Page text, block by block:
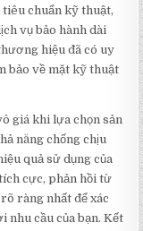
chuẩn kỹ thuật,
vụ bảo hành dài
hiệu đã có uy
bảo về mặt kỹ thuật
giá khi lựa chọn sản
năng chống chịu
quả sử dụng của
cực, phản hồi từ
ràng nhất để xác
nhu cầu của bạn. Kết